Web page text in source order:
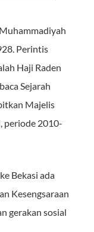
Perintis
Haji Raden
Sejarah
Majelis
periode 2010-
Bekasi ada
Kesengsaraan
gerakan sosial